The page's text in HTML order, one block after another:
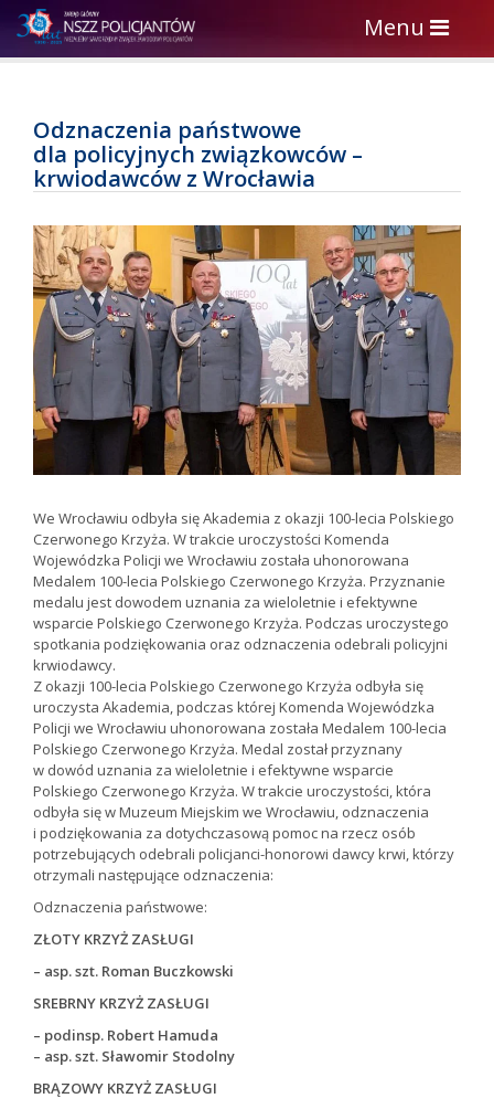
Toggle
navigation
Menu
Odznaczenia państwowe
dla policyjnych związkowców –
krwiodawców z Wrocławia
We Wrocławiu odbyła się Akademia z okazji 100-lecia Polskiego
Czerwonego Krzyża. W trakcie uroczystości Komenda
Wojewódzka Policji we Wrocławiu została uhonorowana
Medalem 100-lecia Polskiego Czerwonego Krzyża. Przyznanie
medalu jest dowodem uznania za wieloletnie i efektywne
wsparcie Polskiego Czerwonego Krzyża. Podczas uroczystego
spotkania podziękowania oraz odznaczenia odebrali policyjni
krwiodawcy.
Z okazji 100-lecia Polskiego Czerwonego Krzyża odbyła się
uroczysta Akademia, podczas której Komenda Wojewódzka
Policji we Wrocławiu uhonorowana została Medalem 100-lecia
Polskiego Czerwonego Krzyża. Medal został przyznany
w dowód uznania za wieloletnie i efektywne wsparcie
Polskiego Czerwonego Krzyża. W trakcie uroczystości, która
odbyła się w Muzeum Miejskim we Wrocławiu, odznaczenia
i podziękowania za dotychczasową pomoc na rzecz osób
potrzebujących odebrali policjanci-honorowi dawcy krwi, którzy
otrzymali następujące odznaczenia:
Odznaczenia państwowe:
ZŁOTY KRZYŻ ZASŁUGI
– asp. szt. Roman Buczkowski
SREBRNY KRZYŻ ZASŁUGI
– podinsp. Robert Hamuda
– asp. szt. Sławomir Stodolny
BRĄZOWY KRZYŻ ZASŁUGI